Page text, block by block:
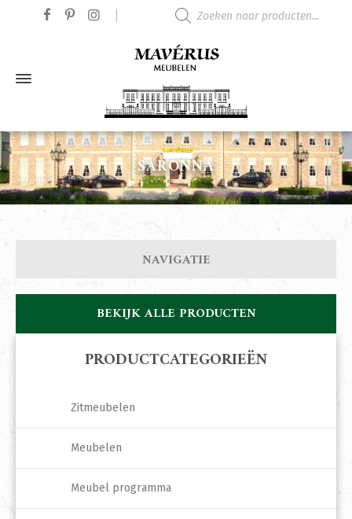
SARONNA
NAVIGATIE
BEKIJK ALLE PRODUCTEN
PRODUCTCATEGORIEËN
Zitmeubelen
Meubelen
Meubel programma